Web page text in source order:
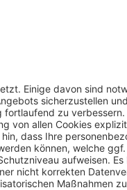
Über uns
Fraport AG
Business